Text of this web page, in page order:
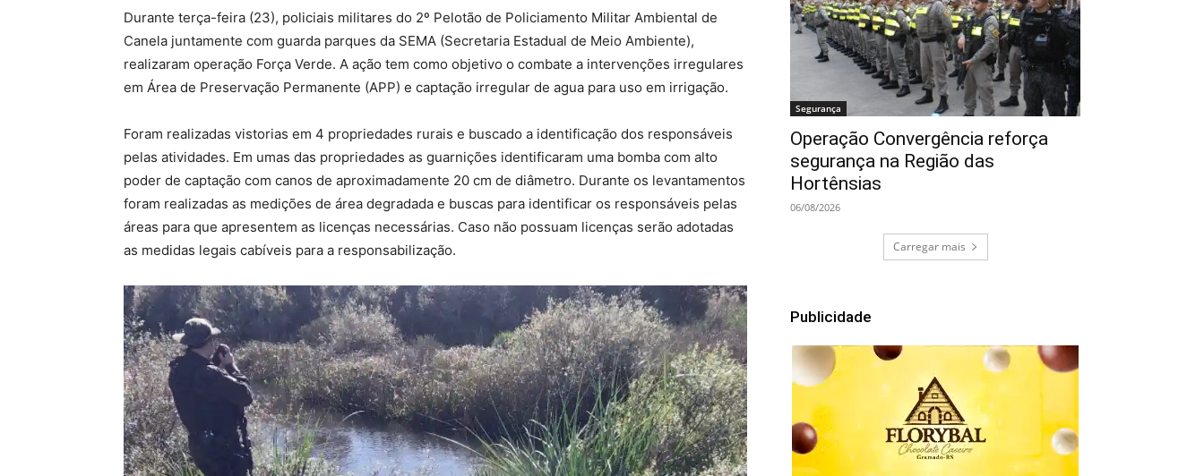
Durante terça-feira (23), policiais militares do 2º Pelotão de Policiamento Militar Ambiental de
Canela juntamente com guarda parques da SEMA (Secretaria Estadual de Meio Ambiente),
realizaram operação Força Verde. A ação tem como objetivo o combate a intervenções irregulares
em Área de Preservação Permanente (APP) e captação irregular de agua para uso em irrigação.
Foram realizadas vistorias em 4 propriedades rurais e buscado a identificação dos responsáveis
pelas atividades. Em umas das propriedades as guarnições identificaram uma bomba com alto
poder de captação com canos de aproximadamente 20 cm de diâmetro. Durante os levantamentos
foram realizadas as medições de área degradada e buscas para identificar os responsáveis pelas
áreas para que apresentem as licenças necessárias. Caso não possuam licenças serão adotadas
as medidas legais cabíveis para a responsabilização.
Segurança
Operação Convergência reforça
segurança na Região das
Hortênsias
06/08/2026
Carregar mais
Publicidade